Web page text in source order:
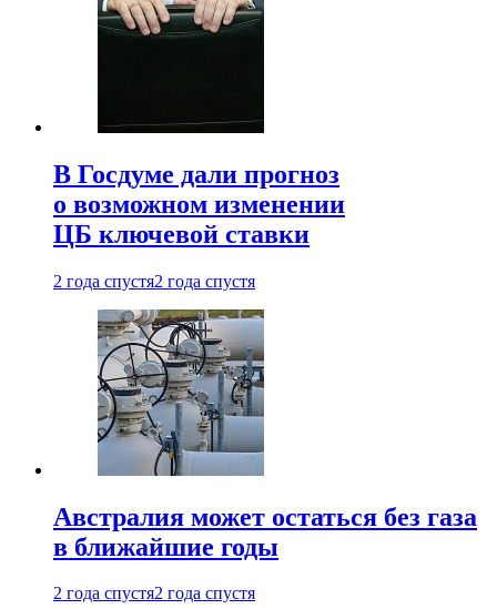
В Госдуме дали прогноз
о возможном изменении
ЦБ ключевой ставки
2 года спустя2 года спустя
Австралия может остаться без газа
в ближайшие годы
2 года спустя2 года спустя